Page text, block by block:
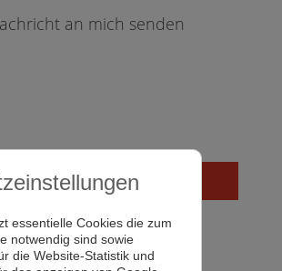
an mich senden
essentielle Cookies die zum
notwendig sind sowie
die Website-Statistik und